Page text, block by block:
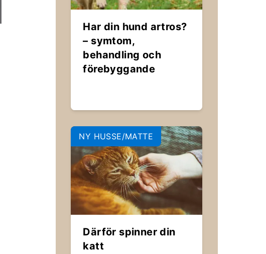
Har din hund artros?
– symtom,
behandling och
förebyggande
NY HUSSE/MATTE
Därför spinner din
katt